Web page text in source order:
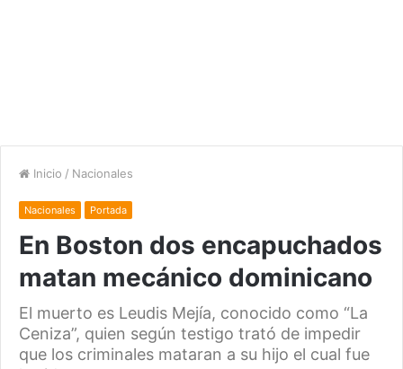
Inicio / Nacionales
Nacionales Portada
En Boston dos encapuchados
matan mecánico dominicano
El muerto es Leudis Mejía, conocido como “La
Ceniza”, quien según testigo trató de impedir
que los criminales mataran a su hijo el cual fue